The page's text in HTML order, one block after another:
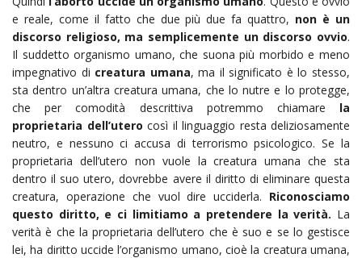
e reale, come il fatto che due più due fa quattro, non è un
discorso religioso, ma semplicemente un discorso ovvio.
Il suddetto organismo umano, che suona più morbido e meno
impegnativo di creatura umana, ma il significato è lo stesso,
sta dentro un’altra creatura umana, che lo nutre e lo protegge,
che per comodità descrittiva potremmo chiamare la
proprietaria dell’utero così il linguaggio resta deliziosamente
neutro, e nessuno ci accusa di terrorismo psicologico. Se la
proprietaria dell’utero non vuole la creatura umana che sta
dentro il suo utero, dovrebbe avere il diritto di eliminare questa
creatura, operazione che vuol dire ucciderla. Riconosciamo
questo diritto, e ci limitiamo a pretendere la verità. La
verità è che la proprietaria dell’utero che è suo e se lo gestisce
lei, ha diritto uccide l’organismo umano, cioè la creatura umana,